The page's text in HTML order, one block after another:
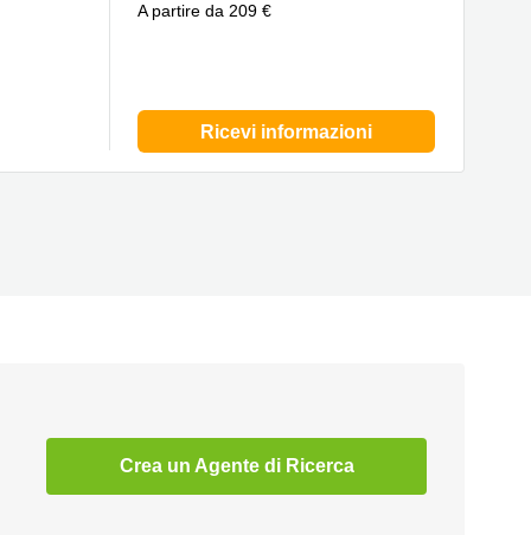
A partire da 209 €
Ricevi informazioni
Crea un Agente di Ricerca